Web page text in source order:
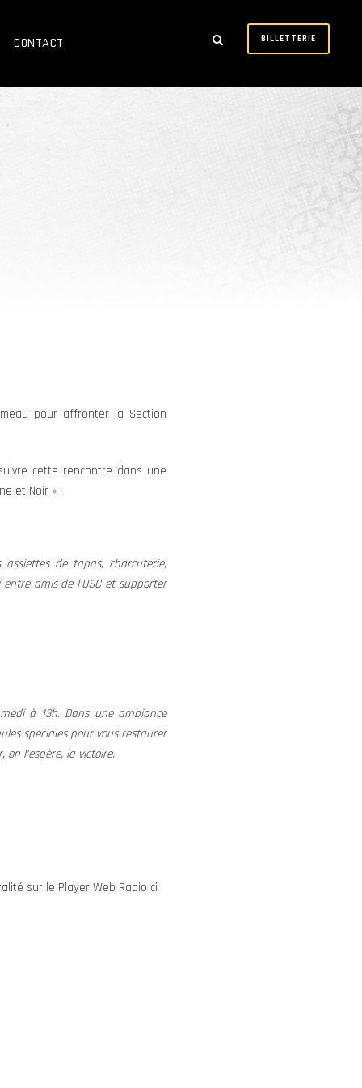
CONTACT BILLETTERIE
pour affronter la Section
cette rencontre dans une
et Noir » !
de tapas, charcuterie,
amis de l’USC et supporter
à 13h. Dans une ambiance
spéciales pour vous restaurer
l’espère, la victoire.
sur le Player Web Radio ci